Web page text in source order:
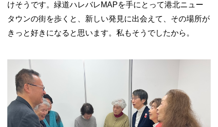
けそうです。緑道ハレバレMAPを手にとって港北ニュー
タウンの街を歩くと、新しい発見に出会えて、その場所が
きっと好きになると思います。私もそうでしたから。